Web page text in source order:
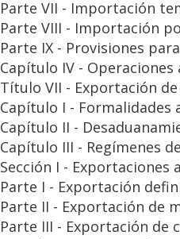
Parte VII - Importación
Parte VIII - Importación
Parte IX - Provisiones
Capítulo IV -
Título VII - Exportación
Capítulo I - Formalidades
Capítulo II -
Capítulo III - Regímenes
Sección I -
Parte I - Exportación
Parte II - Exportación de
Parte III - Exportación de